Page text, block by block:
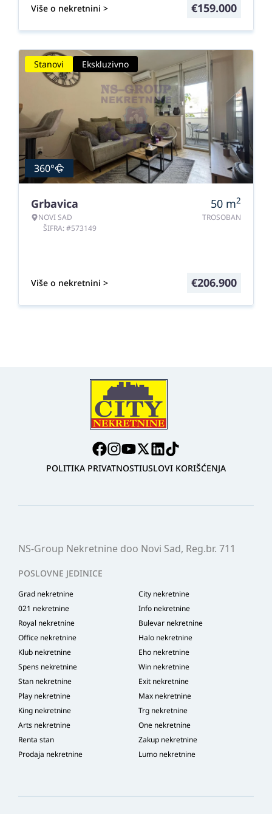
Više o nekretnini > €159.000
Stanovi Ekskluzivno
360°
Grbavica
NOVI SAD
ŠIFRA: #573149
50 m2
TROSOBAN
Više o nekretnini > €206.900
POLITIKA PRIVATNOSTIUSLOVI KORIŠĆENJA
NS-Group Nekretnine doo Novi Sad, Reg.br. 711
POSLOVNE JEDINICE
Grad nekretnine
City nekretnine
021 nekretnine
Info nekretnine
Royal nekretnine
Bulevar nekretnine
Office nekretnine
Halo nekretnine
Klub nekretnine
Eho nekretnine
Spens nekretnine
Win nekretnine
Stan nekretnine
Exit nekretnine
Play nekretnine
Max nekretnine
King nekretnine
Trg nekretnine
Arts nekretnine
One nekretnine
Renta stan
Zakup nekretnine
Prodaja nekretnine
Lumo nekretnine